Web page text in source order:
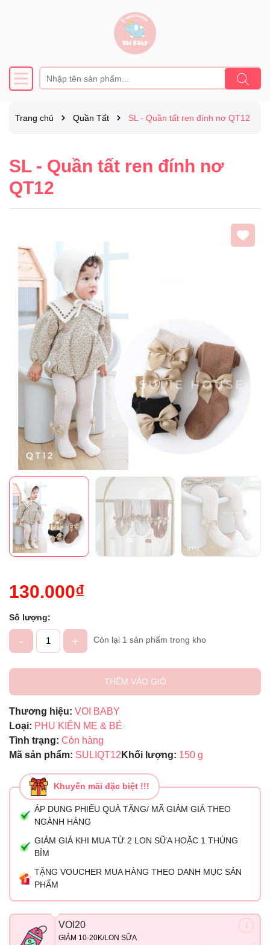
Trang chủ Quần Tất SL - Quần tất ren đính nơ QT12
SL - Quần tất ren đính nơ
QT12
130.000₫
Số lượng:
- + Còn lại 1 sản phẩm trong kho
THÊM VÀO GIỎ
Thương hiệu: VOI BABY
Loại: PHỤ KIỆN MẸ & BÉ
Tình trạng: Còn hàng
Mã sản phẩm: SULIQT12 Khối lượng: 150 g
Khuyến mãi đặc biệt !!!
ÁP DỤNG PHIẾU QUÀ TẶNG/ MÃ GIẢM GIÁ THEO
NGÀNH HÀNG
GIẢM GIÁ KHI MUA TỪ 2 LON SỮA HOẶC 1 THÙNG
BỈM
TẶNG VOUCHER MUA HÀNG THEO DANH MỤC SẢN
PHẨM
VOI20
GIẢM 10-20K/LON SỮA
Mã giảm giá:
Ngày hết hạn:
Điều kiện: